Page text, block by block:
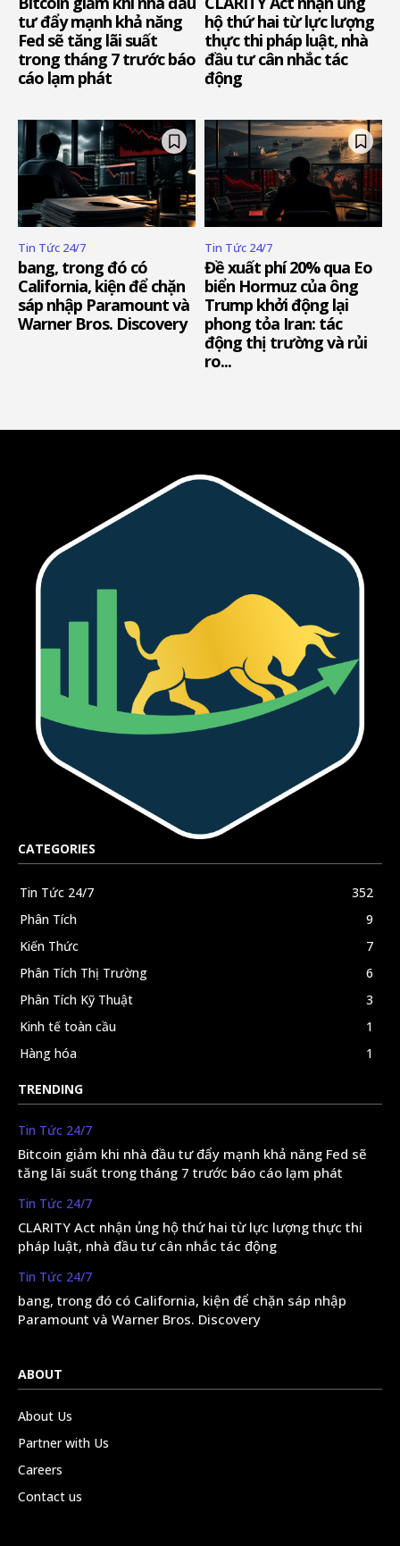
tư đẩy mạnh khả năng
Fed sẽ tăng lãi suất
trong tháng 7 trước báo
cáo lạm phát
hộ thứ hai từ lực lượng
thực thi pháp luật, nhà
đầu tư cân nhắc tác
động
Tin Tức 24/7
bang, trong đó có
California, kiện để chặn
sáp nhập Paramount và
Warner Bros. Discovery
Tin Tức 24/7
Đề xuất phí 20% qua Eo
biển Hormuz của ông
Trump khởi động lại
phong tỏa Iran: tác
động thị trường và rủi
ro...
CATEGORIES
Tin Tức 24/7
352
Phân Tích
9
Kiến Thức
7
Phân Tích Thị Trường
6
Phân Tích Kỹ Thuật
3
Kinh tế toàn cầu
1
Hàng hóa
1
TRENDING
Tin Tức 24/7
Bitcoin giảm khi nhà đầu tư đẩy mạnh khả năng Fed sẽ
tăng lãi suất trong tháng 7 trước báo cáo lạm phát
Tin Tức 24/7
CLARITY Act nhận ủng hộ thứ hai từ lực lượng thực thi
pháp luật, nhà đầu tư cân nhắc tác động
Tin Tức 24/7
bang, trong đó có California, kiện để chặn sáp nhập
Paramount và Warner Bros. Discovery
ABOUT
About Us
Partner with Us
Careers
Contact us